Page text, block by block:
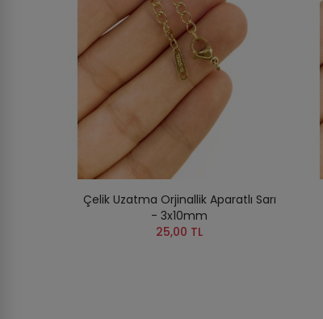
Çelik Uzatma Orjinallik Aparatlı Sarı
- 3x10mm
25,00 TL